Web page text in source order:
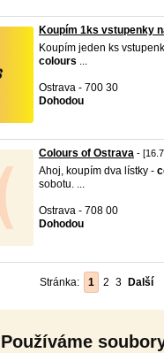
Používáme
Koupím 1ks vstupenky
Koupím jeden ks
colours ...
Ostrava - 700 30
Dohodou
Colours of Ostrava -
Ahoj, koupím dva lístky -
sobotu. ...
Ostrava - 708 00
Dohodou
Stránka: 1 2 3 Další
Bazar